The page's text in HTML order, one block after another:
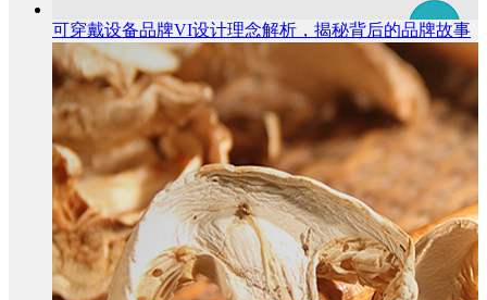
可穿戴设备品牌VI设计理念解析，揭秘背后的品牌故事